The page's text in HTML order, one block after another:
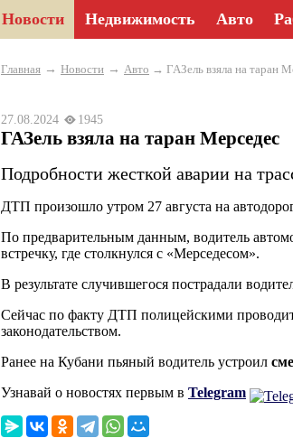
Новости Недвижимость Авто
Главная → Новости → Авто → ГАЗель взяла на таран
27.08.2024 1945
ГАЗель взяла на таран Мерседес
Подробности жесткой аварии на
ДТП произошло утром 27 августа на
По предварительным данным, водитель
встречку, где столкнулся с «Мерседесом».
В результате случившегося пострадали
Сейчас по факту ДТП полицейскими
законодательством.
Ранее на Кубани пьяный водитель устроил
Узнавай о новостях первым в Telegram